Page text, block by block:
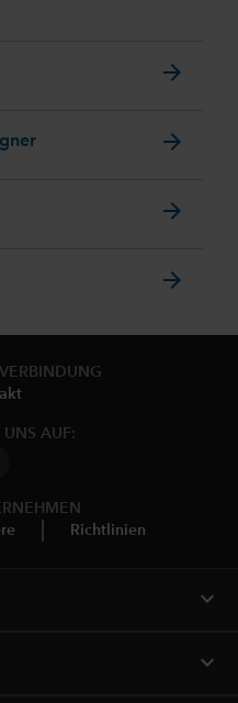
arrow_forward
arrow_forward
arrow_forward
arrow_forward
UNS AUF:
Richtlinien
expand_more
expand_more